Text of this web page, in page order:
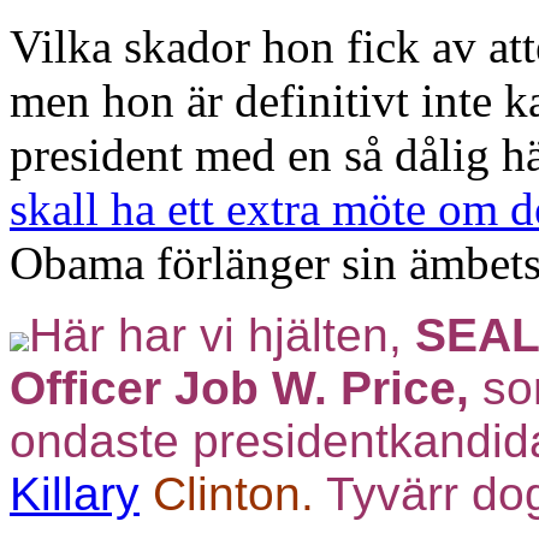
Vilka skador hon fick av
men hon är definitivt inte
president med en så dålig
skall ha ett extra möte om
Obama förlänger sin
Här har vi hjälten,
Officer Job W. Price,
ondaste
Killary Clinton. Tyvärr